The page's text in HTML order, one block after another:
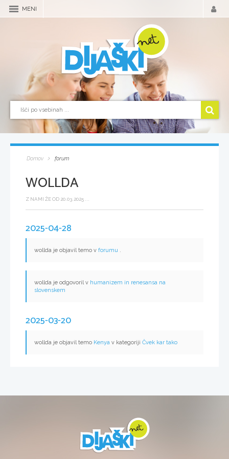
MENI
Domov forum
WOLLDA
Z NAMI ŽE OD 20.03.2025 ...
2025-04-28
wollda je objavil temo v forumu .
wollda je odgovoril v humanizem in renesansa na
slovenskem
2025-03-20
wollda je objavil temo Kenya v kategoriji Čvek kar tako